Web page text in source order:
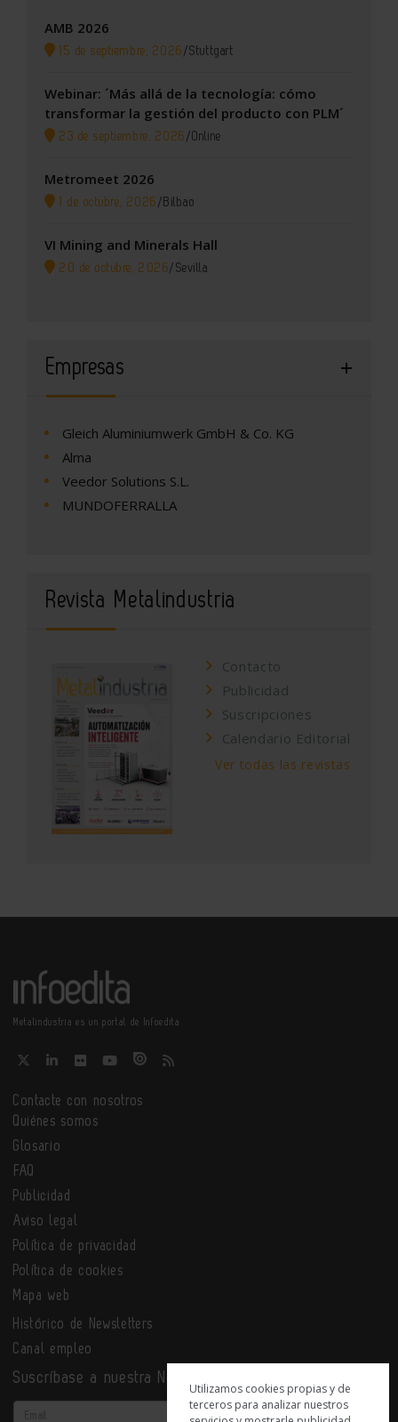
AMB 2026
15 de septiembre, 2026 /Stuttgart
Webinar: ´Más allá de la tecnología: cómo
transformar la gestión del producto con PLM´
23 de septiembre, 2026 /Online
Metromeet 2026
1 de octubre, 2026 / Bilbao
VI Mining and Minerals Hall
20 de octubre, 2026/ Sevilla
Empresas
Gleich Aluminiumwerk GmbH & Co. KG
Alma
Veedor Solutions S.L.
MUNDOFERRALLA
Revista Metalindustria
Contacto
Publicidad
Suscripciones
Calendario Editorial
Ver todas las revistas
Metalindustria es un portal de Infoedita
Contacte con nosotros
Quiénes somos
Glosario
FAQ
Publicidad
Aviso legal
Política de privacidad
Política de cookies
Mapa web
Histórico de Newsletters
Canal empleo
Suscríbase a nuestra Newsletter
Email
Utilizamos cookies propias y de
terceros para analizar nuestros